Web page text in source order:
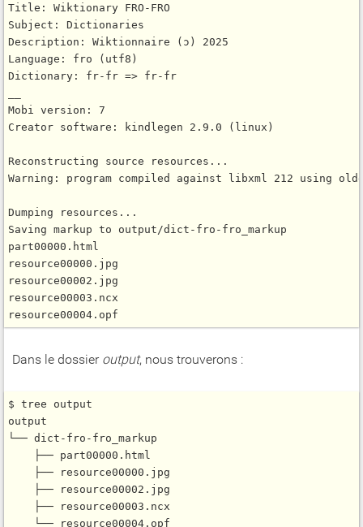
Title: Wiktionary FRO-FRO
Subject: Dictionaries
Description: Wiktionnaire (ɔ) 2025
Language: fro (utf8)
Dictionary: fr-fr => fr-fr
Mobi version: 7
Creator software: kindlegen 2.9.0 (linux)
Reconstructing source resources...
Warning: program compiled against libxml 212 using
Dumping resources...
Saving markup to output/dict-fro-fro_markup
part00000.html
resource00000.jpg
resource00002.jpg
resource00003.ncx
Dans le dossier output, nous trouverons :
$ tree output
output
└── dict-fro-fro_markup
    ├── part00000.html
    ├── resource00000.jpg
    ├── resource00002.jpg
    ├── resource00003.ncx
    └── resource00004.opf